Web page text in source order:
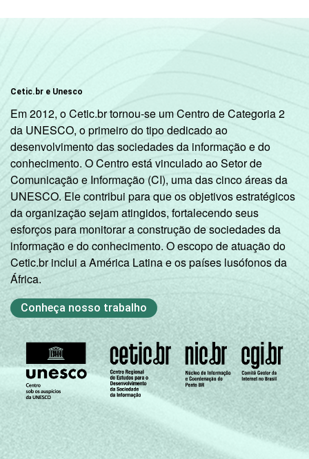
Cetic.br e Unesco
Em 2012, o Cetic.br tornou-se um Centro de Categoria 2
da UNESCO, o primeiro do tipo dedicado ao
desenvolvimento das sociedades da informação e do
conhecimento. O Centro está vinculado ao Setor de
Comunicação e Informação (CI), uma das cinco áreas da
UNESCO. Ele contribui para que os objetivos estratégicos
da organização sejam atingidos, fortalecendo seus
esforços para monitorar a construção de sociedades da
informação e do conhecimento. O escopo de atuação do
Cetic.br inclui a América Latina e os países lusófonos da
África.
Conheça nosso trabalho